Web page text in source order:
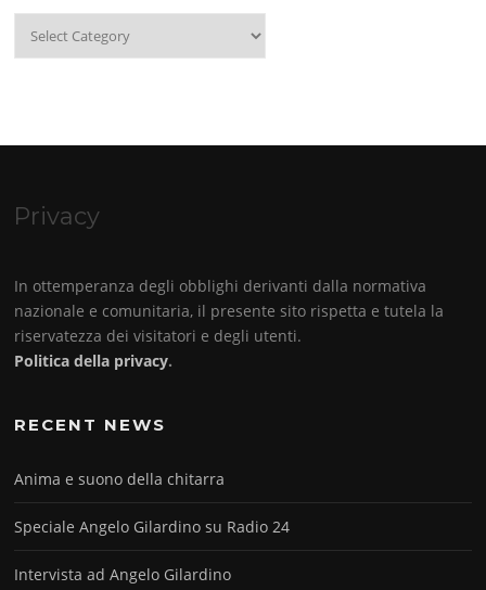
Privacy
In ottemperanza degli obblighi derivanti dalla normativa
nazionale e comunitaria, il presente sito rispetta e tutela la
riservatezza dei visitatori e degli utenti.
Politica della privacy.
RECENT NEWS
Anima e suono della chitarra
Speciale Angelo Gilardino su Radio 24
Intervista ad Angelo Gilardino